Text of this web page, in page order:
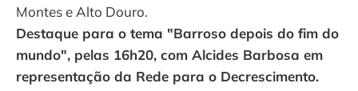
Montes e Alto Douro.
Destaque para o tema "Barroso depois do fim do
mundo", pelas 16h20, com Alcides Barbosa em
representação da Rede para o Decrescimento.